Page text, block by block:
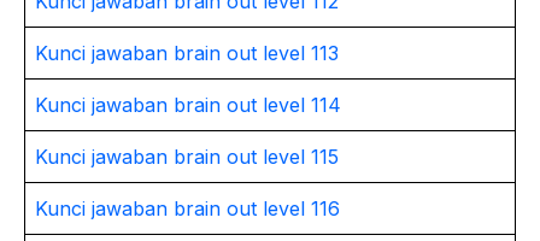
Kunci jawaban brain out level 113
Kunci jawaban brain out level 114
Kunci jawaban brain out level 115
Kunci jawaban brain out level 116